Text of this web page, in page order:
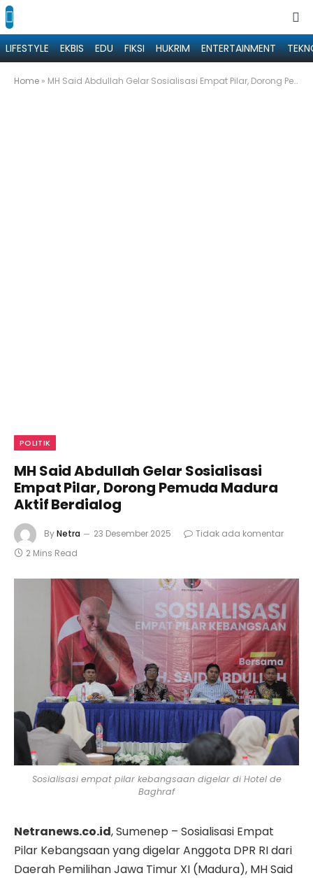
LIFESTYLE EKBIS EDU FIKSI HUKRIM ENTERTAINMENT
Home » MH Said Abdullah Gelar Sosialisasi Empat Pilar, Dorong Pemuda Madura Aktif Berdialog
POLITIK
MH Said Abdullah Gelar Sosialisasi
Empat Pilar, Dorong Pemuda Madura
Aktif Berdialog
ByNetra 23 Desember 2025
Tidak ada komentar
2 Mins Read
Sosialisasi empat pilar kebangsaan digelar di Hotel de
Baghraf
Netranews.co.id, Sumenep – Sosialisasi Empat
Pilar Kebangsaan yang digelar Anggota DPR RI dari
Daerah Pemilihan Jawa Timur XI (Madura), MH Said